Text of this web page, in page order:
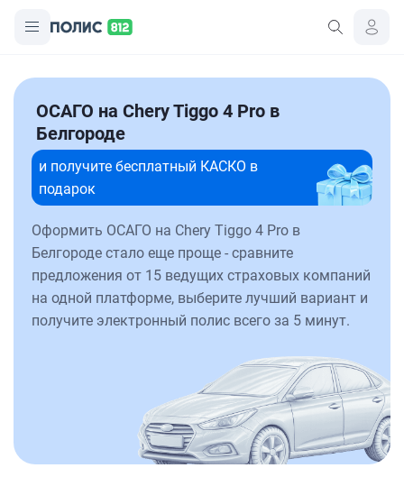
ОСАГО на Chery Tiggo 4 Pro в
Белгороде
и получите бесплатный КАСКО в
подарок
Оформить ОСАГО на Chery Tiggo 4 Pro в
Белгороде стало еще проще - сравните
предложения от 15 ведущих страховых компаний
на одной платформе, выберите лучший вариант и
получите электронный полис всего за 5 минут.